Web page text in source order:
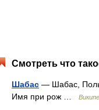
Смотреть что
Шабас — Шабас,
Имя при рож …